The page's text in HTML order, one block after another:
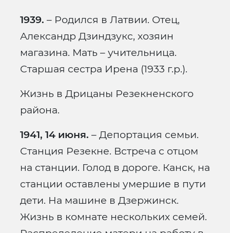
1939. – Родился в Латвии. Отец,
Александр Дзиндзукс, хозяин
магазина. Мать – учительница.
Старшая сестра Ирена (1933 г.р.).
Жизнь в Дрицаны Резекненского
района.
1941, 14 июня. – Депортация семьи.
Станция Резекне. Встреча с отцом
на станции. Голод в дороге. Канск, на
станции оставлены умершие в пути
дети. На машине в Дзержинск.
Жизнь в комнате нескольких семей.